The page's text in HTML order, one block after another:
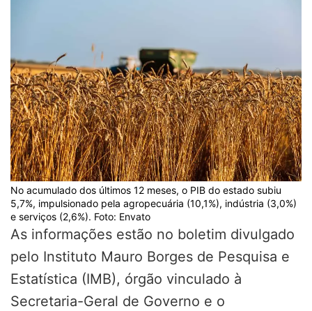
No acumulado dos últimos 12 meses, o PIB do estado subiu
5,7%, impulsionado pela agropecuária (10,1%), indústria (3,0%)
e serviços (2,6%). Foto: Envato
As informações estão no boletim divulgado
pelo Instituto Mauro Borges de Pesquisa e
Estatística (IMB), órgão vinculado à
Secretaria-Geral de Governo e o